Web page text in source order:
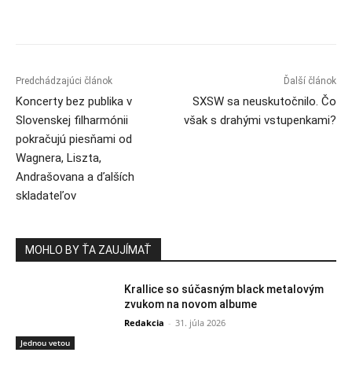
Predchádzajúci článok
Koncerty bez publika v
Slovenskej filharmónii
pokračujú piesňami od
Wagnera, Liszta,
Andrašovana a ďalších
skladateľov
Ďalší článok
SXSW sa neuskutočnilo. Čo
však s drahými vstupenkami?
MOHLO BY ŤA ZAUJÍMAŤ
Jednou vetou
Krallice so súčasným black metalovým
zvukom na novom albume
Redakcia - 31. júla 2026